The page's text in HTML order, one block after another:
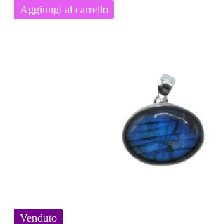
Aggiungi al carrello
Venduto